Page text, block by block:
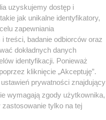
jej
kraju. Na obszarze
słynących zarówno z
dodano 6-7-2026
uzyskujemy dostęp i
jak unikalne identyfikatory,
zapewniania
treści, badanie odbiorców oraz
dokładnych danych
identyfikacji. Ponieważ
kliknięcie „Akceptuję”.
prywatności znajdujący
wymagają zgody użytkownika,
tylko na tej